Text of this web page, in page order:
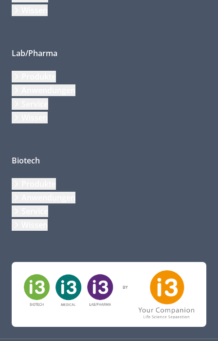
Lab/Pharma
Biotech